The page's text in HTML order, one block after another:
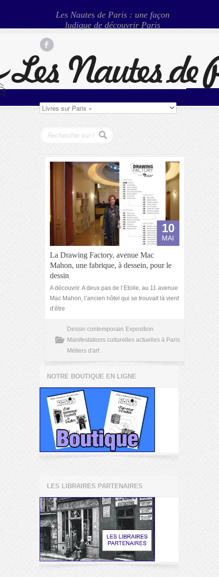
Les Nautes de Paris : une façon
ludique de découvrir Paris
10
MAI
La Drawing Factory, avenue Mac
Mahon, une fabrique, à dessein, pour le
dessin
A découvrir. A deux pas de l’Etoile, au 11 avenue
Mac Mahon, l’ancien hôtel qui se trouvait là vient
d’être
Dessin contemporain Exposition
Manifestations culturelles actuelles à Paris
Métiers d'art
NOTRE BOUTIQUE EN LIGNE
LES LIBRAIRES PARTENAIRES